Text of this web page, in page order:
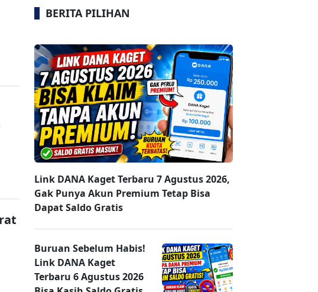
BERITA PILIHAN
Link DANA Kaget Terbaru 7 Agustus 2026,
Gak Punya Akun Premium Tetap Bisa
Dapat Saldo Gratis
Buruan Sebelum Habis!
Link DANA Kaget
Terbaru 6 Agustus 2026